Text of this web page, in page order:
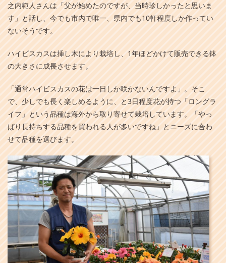
之内範人さんは「父が始めたのですが、当時珍しかったと思いま
す」と話し、今でも市内で唯一、県内でも10軒程度しか作ってい
ないそうです。
ハイビスカスは挿し木により栽培し、1年ほどかけて販売できる鉢
の大きさに成長させます。
「通常ハイビスカスの花は一日しか咲かないんですよ」。そこ
で、少しでも長く楽しめるように、と3日程度花が持つ「ロングラ
イフ」という品種は海外から取り寄せて栽培しています。「やっ
ぱり長持ちする品種を買われる人が多いですね」とニーズに合わ
せて品種を選びます。